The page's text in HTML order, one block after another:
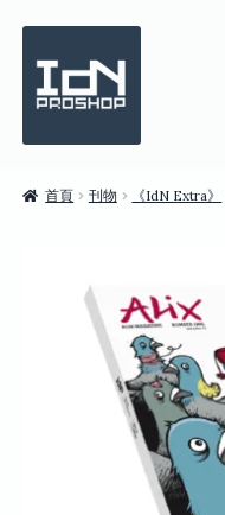
至
導
覽
至
主
要
首頁 刊物 《IdN Extra》